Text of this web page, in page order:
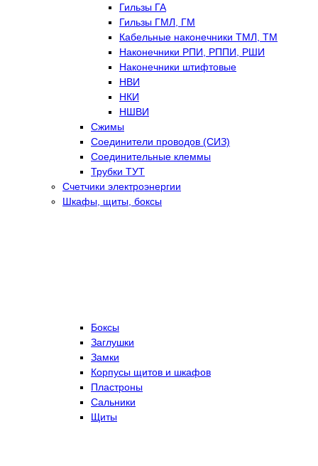
Гильзы ГА
Гильзы ГМЛ, ГМ
Кабельные наконечники ТМЛ, ТМ
Наконечники РПИ, РППИ, РШИ
Наконечники штифтовые
НВИ
НКИ
НШВИ
Сжимы
Соединители проводов (СИЗ)
Соединительные клеммы
Трубки ТУТ
Счетчики электроэнергии
Шкафы, щиты, боксы
Боксы
Заглушки
Замки
Корпусы щитов и шкафов
Пластроны
Сальники
Щиты